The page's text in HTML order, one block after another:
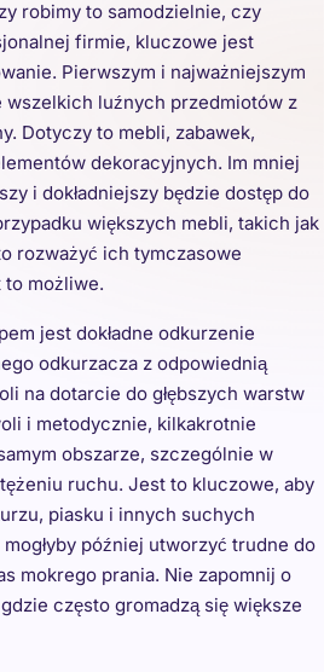
robimy to samodzielnie, czy
firmie, kluczowe jest
Pierwszym i najważniejszym
wszelkich luźnych przedmiotów z
Dotyczy to mebli, zabawek,
dekoracyjnych. Im mniej
i dokładniejszy będzie dostęp do
większych mebli, takich jak
rozważyć ich tymczasowe
możliwe.
jest dokładne odkurzenie
odkurzacza z odpowiednią
na dotarcie do głębszych warstw
i metodycznie, kilkakrotnie
obszarze, szczególnie w
ruchu. Jest to kluczowe, aby
piasku i innych suchych
później utworzyć trudne do
mokrego prania. Nie zapomnij o
często gromadzą się większe